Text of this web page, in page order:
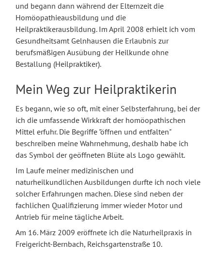
und begann dann während der Elternzeit die
Homöopathieausbildung und die
Heilpraktikerausbildung. Im April 2008 erhielt ich vom
Gesundheitsamt Gelnhausen die Erlaubnis zur
berufsmäßigen Ausübung der Heilkunde ohne
Bestallung (Heilpraktiker).
Mein Weg zur Heilpraktikerin
Es begann, wie so oft, mit einer Selbsterfahrung, bei der
ich die umfassende Wirkkraft der homöopathischen
Mittel erfuhr. Die Begriffe "öffnen und entfalten"
beschreiben meine Wahrnehmung, deshalb habe ich
das Symbol der geöffneten Blüte als Logo gewählt.
Im Laufe meiner medizinischen und
naturheilkundlichen Ausbildungen durfte ich noch viele
solcher Erfahrungen machen. Diese sind neben der
fachlichen Qualifizierung immer wieder Motor und
Antrieb für meine tägliche Arbeit.
Am 16. März 2009 eröffnete ich die Naturheilpraxis in
Freigericht-Bernbach, Reichsgartenstraße 10.